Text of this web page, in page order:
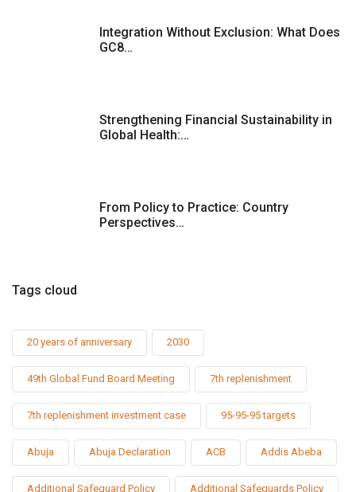
Integration Without Exclusion: What Does
GC8…
Strengthening Financial Sustainability in
Global Health:…
From Policy to Practice: Country
Perspectives…
Tags cloud
20 years of anniversary 2030
49th Global Fund Board Meeting 7th replenishment
7th replenishment investment case 95-95-95 targets
Abuja Abuja Declaration ACB Addis Abeba
Additional Safeguard Policy Additional Safeguards Policy